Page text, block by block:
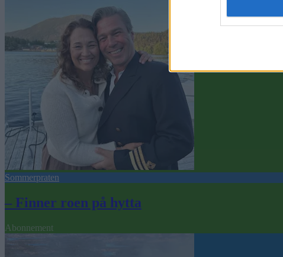
Sommerpraten
– Finner roen på hytta
Abonnement